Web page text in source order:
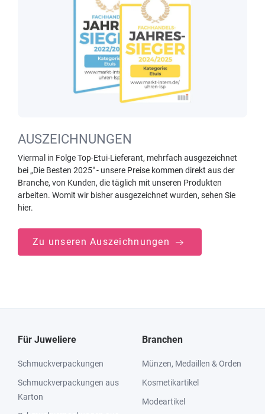
AUSZEICHNUNGEN
Viermal in Folge Top-Etui-Lieferant, mehrfach ausgezeichnet
bei „Die Besten 2025" - unsere Preise kommen direkt aus der
Branche, von Kunden, die täglich mit unseren Produkten
arbeiten. Womit wir bisher ausgezeichnet wurden, sehen Sie
hier.
Zu unseren Auszeichnungen
Für Juweliere
Schmuckverpackungen
Schmuckverpackungen aus
Karton
Branchen
Münzen, Medaillen & Orden
Kosmetikartikel
Modeartikel